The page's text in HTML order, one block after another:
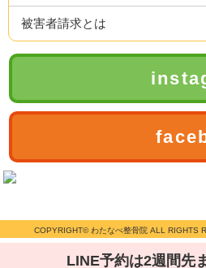
LINE予約は2週間先
被害者請求とは
COPYRIGHT© わたなべ整骨院 ALL RIGHTS